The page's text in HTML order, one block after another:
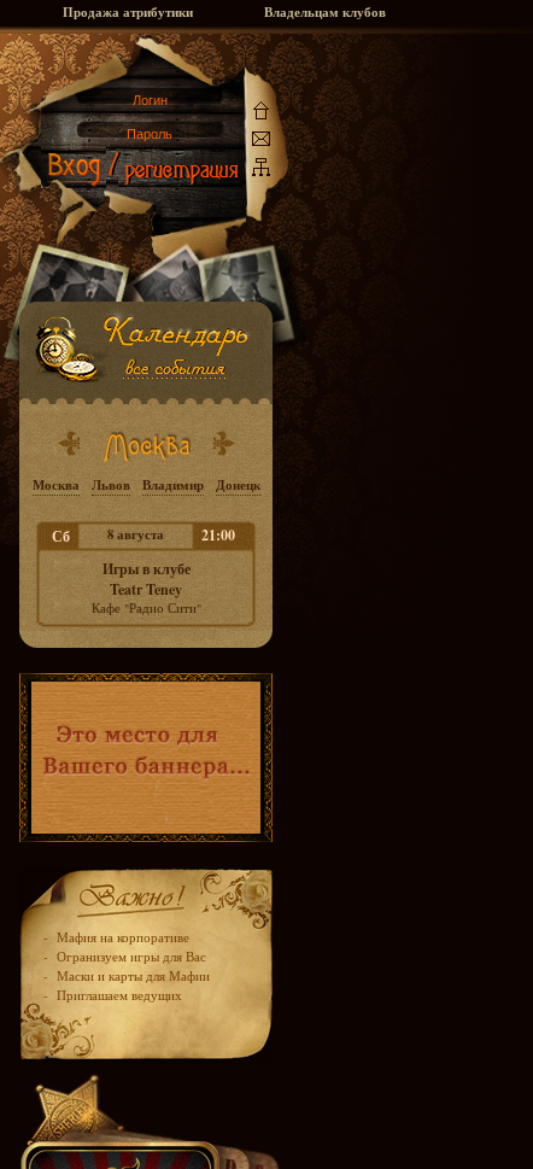
Продажа атрибутики Владельцам клубов
Москва Львов Владимир Донецк
Сб 8 августа
21:00
Игры в клубе
Teatr Teney
Кафе "Радио Сити"
- Мафия на корпоративе
- Огранизуем игры для Вас
- Маски и карты для Мафии
- Приглашаем ведущих